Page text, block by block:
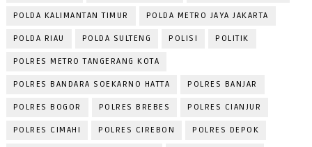
POLDA KALIMANTAN TIMUR POLDA METRO JAYA JAKARTA
POLDA RIAU POLDA SULTENG POLISI POLITIK
POLRES METRO TANGERANG KOTA
POLRES BANDARA SOEKARNO HATTA POLRES BANJAR
POLRES BOGOR POLRES BREBES POLRES CIANJUR
POLRES CIMAHI POLRES CIREBON POLRES DEPOK